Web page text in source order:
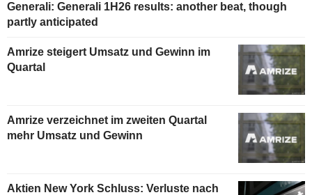
Generali: Generali 1H26 results: another beat, though
partly anticipated
Amrize steigert Umsatz und Gewinn im
Quartal
Amrize verzeichnet im zweiten Quartal
mehr Umsatz und Gewinn
Aktien New York Schluss: Verluste nach